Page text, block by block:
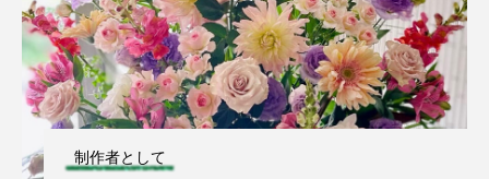
制作者として